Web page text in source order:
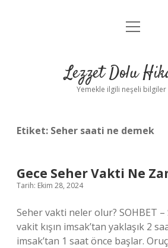
Anasayfa
Yasal Uyarı
menüyü
Lezzet Dolu
Yemekle ilgili neşeli bilgiler
Etiket: Seher saati ne demek
Gece Seher Vakti Ne
Tarih: Ekim 28, 2024
Seher vakti neler olur? SOHBET –
vakit kışın imsak’tan yaklaşık 2
imsak’tan 1 saat önce başlar.